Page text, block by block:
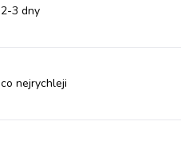
2-3 dny
co nejrychleji